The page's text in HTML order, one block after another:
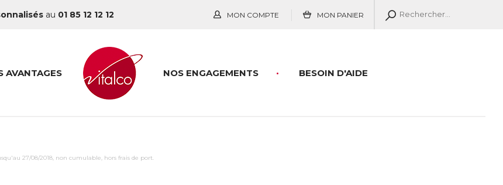
au 01 85 12 12 12 MON COMPTE MON PANIER
AVANTAGES BESOIN D'AIDE
NOS ENGAGEMENTS
27/08/2018, non cumulable, hors frais de port.